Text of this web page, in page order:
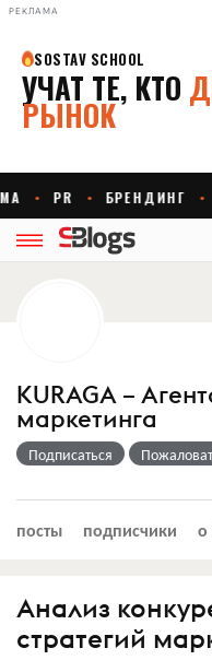
РЕКЛАМА
KURAGA –
маркетинга
Подписаться
посты подписчики о
Анализ
стратегий